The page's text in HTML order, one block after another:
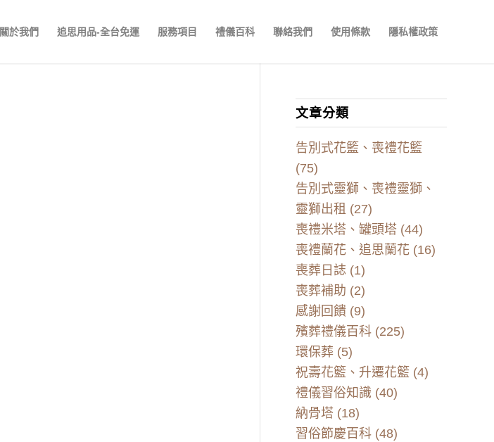
關於我們 追思用品-全台免運 服務項目 禮儀百科 聯絡我們 使用條款 隱私權政策
文章分類
告別式花籃、喪禮花籃
(75)
告別式靈獅、喪禮靈獅、
靈獅出租 (27)
喪禮米塔、罐頭塔 (44)
喪禮蘭花、追思蘭花(16)
喪葬日誌 (1)
喪葬補助 (2)
感謝回饋(9)
殯葬禮儀百科(225)
環保葬(5)
祝壽花籃、升遷花籃 (4)
禮儀習俗知識 (40)
納骨塔 (18)
習俗節慶百科(48)